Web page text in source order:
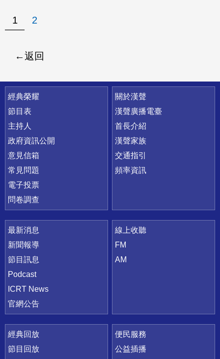
1 2
返回
快速連結
經典榮耀
節目表
主持人
政府資訊公開
意見信箱
常見問題
電子投票
問卷調查
關於漢聲
漢聲廣播電臺
首長介紹
漢聲家族
交通指引
頻率資訊
最新消息
新聞報導
節目訊息
Podcast
ICRT News
官網公告
線上收聽
FM
AM
經典回放
節目回放
便民服務
公益插播